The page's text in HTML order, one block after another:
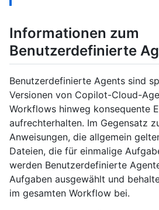
Informationen zum
Benutzerdefinierte
Benutzerdefinierte Agents sind
Versionen von Copilot-Cloud-
Workflows hinweg konsequente
aufrechterhalten. Im Gegensatz
Anweisungen, die allgemein
Dateien, die für einmalige
werden Benutzerdefinierte
Aufgaben ausgewählt und
im gesamten Workflow bei.